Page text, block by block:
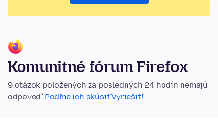
Komunitné fórum Firefox
9 otázok položených za posledných 24 hodín nemajú
odpoveď.Poďme ich skúsiť vyriešiť!